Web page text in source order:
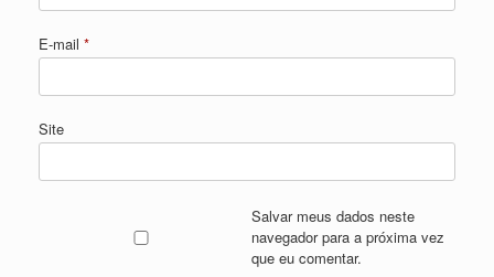
E-mail *
Site
Salvar meus dados neste
navegador para a próxima vez
que eu comentar.